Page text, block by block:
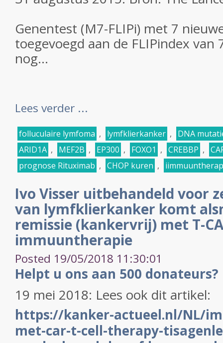
Genentest (M7-FLIPi) met 7
toegevoegd aan de FLIPindex van
nog...
Lees verder ...
folluculaire lymfoma , lymfklierkanker ,
DNA
ARID1A , MEF2B , EP300 , FOXO1 , CREBBP ,
prognose Rituximab , CHOP kuren ,
Ivo Visser uitbehandeld voor
van lymfklierkanker komt
remissie (kankervrij) met T-
immuuntherapie
Posted 19/05/2018 11:30:01
Helpt u ons aan 500 donateurs?
19 mei 2018: Lees ook dit artikel:
https://kanker-actueel.nl/NL/
met-car-t-cell-therapy-